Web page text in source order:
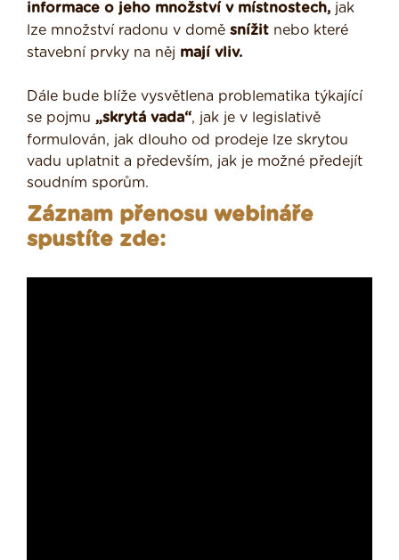
informace o jeho množství v místnostech, jak
lze množství radonu v domě snížit nebo které
stavební prvky na něj mají vliv.
Dále bude blíže vysvětlena problematika týkající
se pojmu „skrytá vada“, jak je v legislativě
formulován, jak dlouho od prodeje lze skrytou
vadu uplatnit a především, jak je možné předejít
soudním sporům.
Záznam přenosu webináře
spustíte zde: